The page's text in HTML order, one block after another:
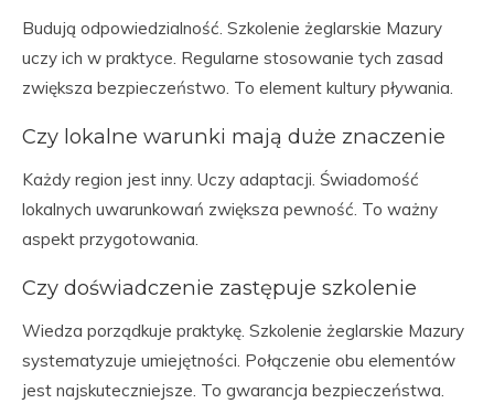
Budują odpowiedzialność. Szkolenie żeglarskie Mazury
uczy ich w praktyce. Regularne stosowanie tych zasad
zwiększa bezpieczeństwo. To element kultury pływania.
Czy lokalne warunki mają duże znaczenie
Każdy region jest inny. Uczy adaptacji. Świadomość
lokalnych uwarunkowań zwiększa pewność. To ważny
aspekt przygotowania.
Czy doświadczenie zastępuje szkolenie
Wiedza porządkuje praktykę. Szkolenie żeglarskie Mazury
systematyzuje umiejętności. Połączenie obu elementów
jest najskuteczniejsze. To gwarancja bezpieczeństwa.